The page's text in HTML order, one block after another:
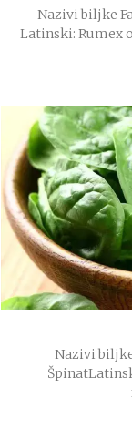
Nazivi biljke
Latinski: Rumex
Nazivi biljke Familija: